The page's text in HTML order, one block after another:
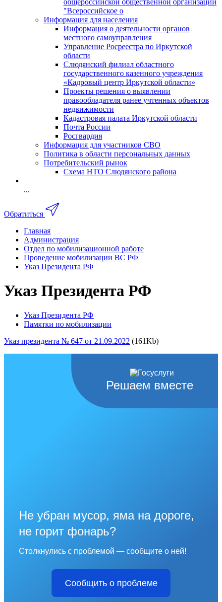
общероссийской общественной организации
"Всероссийское о
Информация для населения
Информация о деятельности органов
местного самоуправления
Управление Росреестра по Иркутской
области
Слюдянский филиал областного
государственного казенного учреждения
«Кадровый центр Иркутской области»
Проекты решения о выявлении
правообладателя ранее учтенных объектов
недвижимости
Кадастровая палата Иркутской области
Почта России
Росгвардия
Информация для участников СВО
Политика в области персональных данных
Потребительский рынок
Схема НТО Слюдянского района
...
Обратиться
Главная
Администрация
Отдел по мобилизационной работе
Проведение мобилизации ВС РФ
Указ Президента РФ
Указ Президента РФ
Указ Президента РФ
Памятки по мобилизации
Указ президента № 647 от 21.09.2022 (161Kb)
Решаем вместе
Не убран мусор, яма на дороге,
не горит фонарь?
Столкнулись с проблемой — сообщите о ней!
Сообщить о проблеме